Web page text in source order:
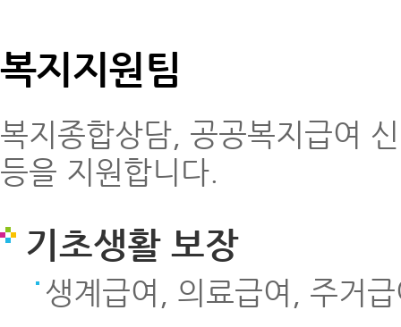
복지지원팀
복지종합상담, 공공복지급여
등을 지원합니다.
기초생활 보장
생계급여, 의료급여, 주거